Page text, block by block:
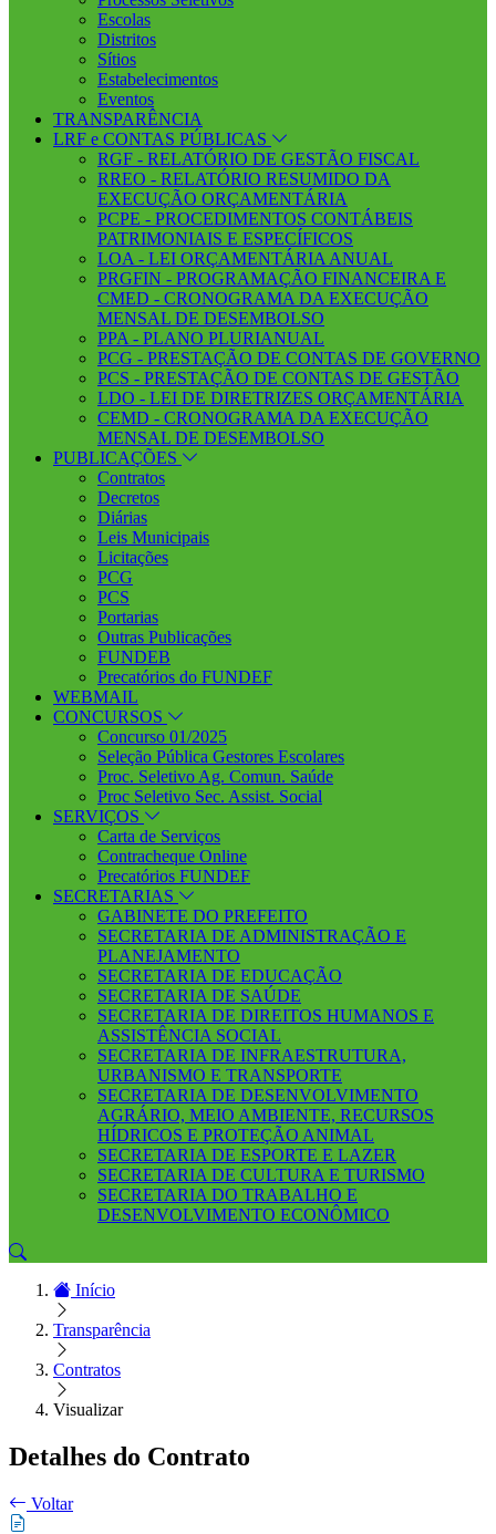
Escolas
Distritos
Sítios
Estabelecimentos
Eventos
TRANSPARÊNCIA
LRF e CONTAS PÚBLICAS
RGF - RELATÓRIO DE GESTÃO FISCAL
RREO - RELATÓRIO RESUMIDO DA
EXECUÇÃO ORÇAMENTÁRIA
PCPE - PROCEDIMENTOS CONTÁBEIS
PATRIMONIAIS E ESPECÍFICOS
LOA - LEI ORÇAMENTÁRIA ANUAL
PRGFIN - PROGRAMAÇÃO FINANCEIRA E
CMED - CRONOGRAMA DA EXECUÇÃO
MENSAL DE DESEMBOLSO
PPA - PLANO PLURIANUAL
PCG - PRESTAÇÃO DE CONTAS DE GOVERNO
PCS - PRESTAÇÃO DE CONTAS DE GESTÃO
LDO - LEI DE DIRETRIZES ORÇAMENTÁRIA
CEMD - CRONOGRAMA DA EXECUÇÃO
MENSAL DE DESEMBOLSO
PUBLICAÇÕES
Contratos
Decretos
Diárias
Leis Municipais
Licitações
PCG
PCS
Portarias
Outras Publicações
FUNDEB
Precatórios do FUNDEF
WEBMAIL
CONCURSOS
Concurso 01/2025
Seleção Pública Gestores Escolares
Proc. Seletivo Ag. Comun. Saúde
Proc Seletivo Sec. Assist. Social
SERVIÇOS
Carta de Serviços
Contracheque Online
Precatórios FUNDEF
SECRETARIAS
GABINETE DO PREFEITO
SECRETARIA DE ADMINISTRAÇÃO E
PLANEJAMENTO
SECRETARIA DE EDUCAÇÃO
SECRETARIA DE SAÚDE
SECRETARIA DE DIREITOS HUMANOS E
ASSISTÊNCIA SOCIAL
SECRETARIA DE INFRAESTRUTURA,
URBANISMO E TRANSPORTE
SECRETARIA DE DESENVOLVIMENTO
AGRÁRIO, MEIO AMBIENTE, RECURSOS
HÍDRICOS E PROTEÇÃO ANIMAL
SECRETARIA DE ESPORTE E LAZER
SECRETARIA DE CULTURA E TURISMO
SECRETARIA DO TRABALHO E
DESENVOLVIMENTO ECONÔMICO
Início
Transparência
Contratos
Visualizar
Detalhes do Contrato
Voltar